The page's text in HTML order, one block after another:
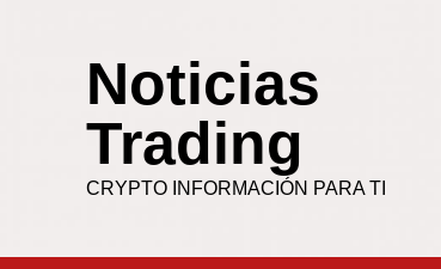
Noticias
Trading
CRYPTO INFORMACIÓN PARA TI